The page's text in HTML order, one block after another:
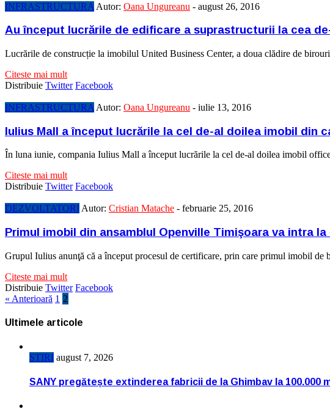
INFRASTRUCTURA Autor: Oana Ungureanu - august 26, 2016
Au început lucrările de edificare a suprastructurii la cea
Lucrările de construcție la imobilul United Business Center, a doua clădire de
Citeste mai mult
Distribuie Twitter Facebook
INFRASTRUCTURA Autor: Oana Ungureanu - iulie 13, 2016
Iulius Mall a început lucrările la cel de-al doilea imobil din
În luna iunie, compania Iulius Mall a început lucrările la cel de-al doilea imobil
Citeste mai mult
Distribuie Twitter Facebook
DEZVOLTATORIAutor: Cristian Matache - februarie 25, 2016
Primul imobil din ansamblul Openville Timişoara va intra
Grupul Iulius anunţă că a început procesul de certificare, prin care primul imobil
Citeste mai mult
Distribuie Twitter Facebook
« Anterioară 1 2
Ultimele articole
STIRI august 7, 2026
SANY pregătește extinderea fabricii de la Ghimbav la 100.000